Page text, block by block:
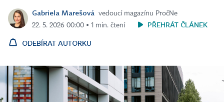
Gabriela Marešová
vedoucí magazínu PročNe
22. 5. 2026 00:00 ▪ 1 min. čtení
PŘEHRÁT ČLÁNEK
ODEBÍRAT AUTORKU